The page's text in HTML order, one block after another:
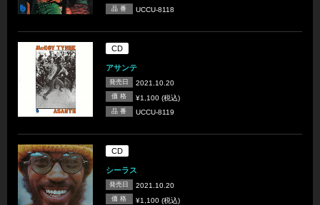
品 番 UCCU-8118
CD
アサンテ
発売日 2021.10.20
価 格 ¥1,100 (税込)
品 番 UCCU-8119
CD
シーラス
発売日 2021.10.20
価 格 ¥1,100 (税込)